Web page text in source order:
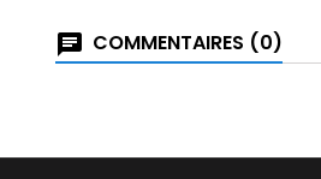
COMMENTAIRES (0)